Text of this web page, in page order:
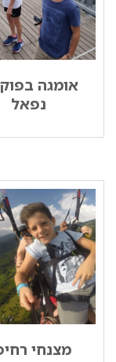
אומגה
נפאל
מצנחי